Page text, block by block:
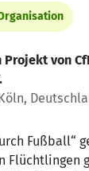
Projekt von
Fußball“
Flüchtlingen